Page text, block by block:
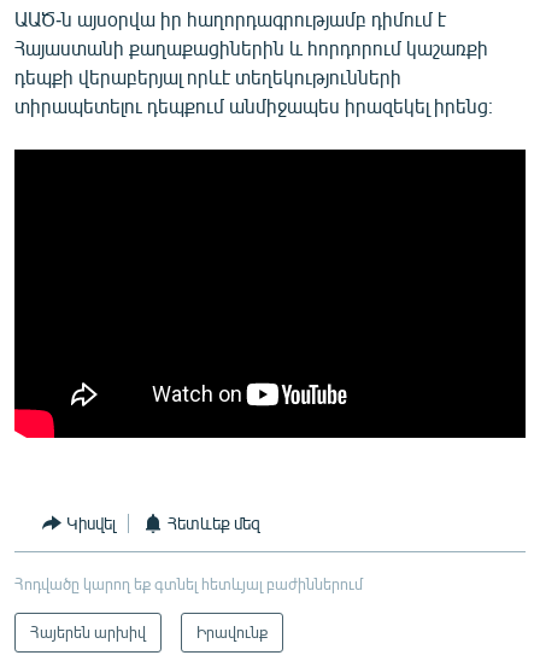
ԱԱԾ-ն այսօրվա իր հաղորդագրությամբ դիմում է
Հայաստանի քաղաքացիներին և հորդորում կաշառքի
դեպքի վերաբերյալ որևէ տեղեկությունների
տիրապետելու դեպքում անմիջապես իրազեկել իրենց։
Կիսվել Հետևեք մեզ
Հոդվածը կարող եք գտնել հետևյալ բաժիններում
Հայերեն արխիվ Իրավունք